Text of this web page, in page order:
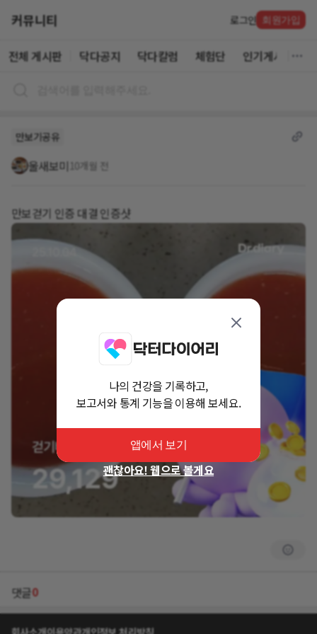
커뮤니티 로그인 회원가입
전체 게시판 닥다공지 닥다칼럼 체험단 인기게시글
만보기공유
울새보미 10개월 전
만보걷기 인증 대결 인증샷
댓글0
나의 건강을 기록하고,
보고서와 통계 기능을 이용해 보세요.
앱에서 보기
괜찮아요! 웹으로 볼게요